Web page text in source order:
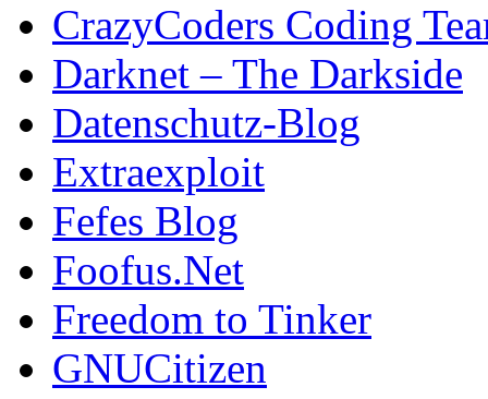
CrazyCoders Coding
Darknet – The Darkside
Datenschutz-Blog
Extraexploit
Fefes Blog
Foofus.Net
Freedom to Tinker
GNUCitizen